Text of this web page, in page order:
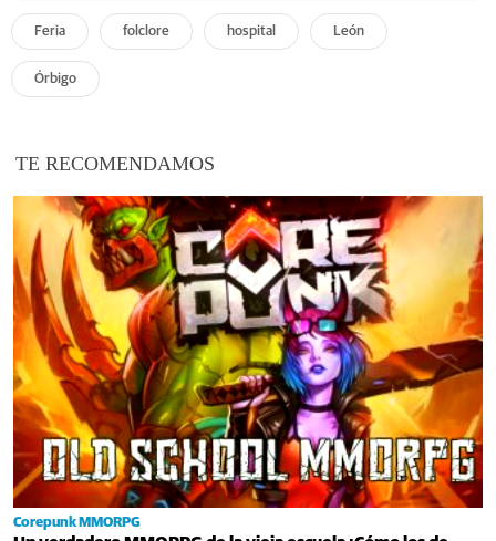
Feria folclore hospital León
Órbigo
TE RECOMENDAMOS
Corepunk MMORPG